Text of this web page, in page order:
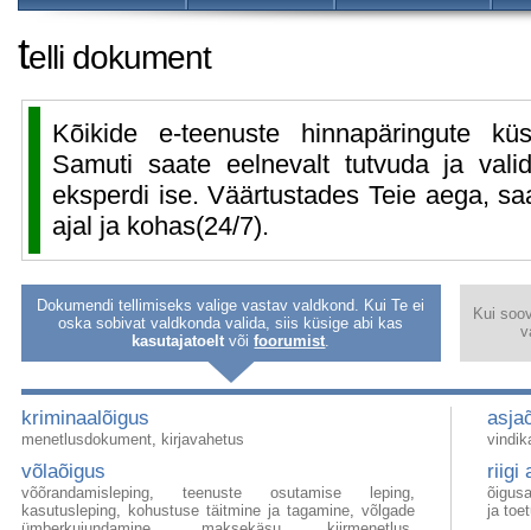
telli dokument
Kõikide e-teenuste hinnapäringute
Samuti saate eelnevalt tutvuda ja
eksperdi ise. Väärtustades Teie aega,
ajal ja kohas(24/7).
Dokumendi tellimiseks valige vastav valdkond. Kui Te ei
oska sobivat valdkonda valida, siis küsige abi kas
kasutajatoelt võifoorumist.
Kui
kriminaalõigus
menetlusdokument, kirjavahetus
võlaõigus
võõrandamisleping, teenuste osutamise leping,
kasutusleping, kohustuse täitmine ja tagamine, võlgade
riigi
ja